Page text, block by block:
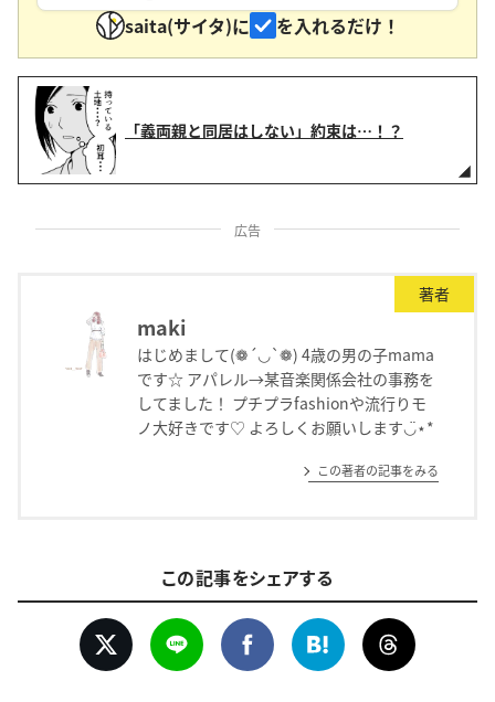
saita(サイタ)に
を入れるだけ！
「義両親と同居はしない」約束は…！？
広告
著者
maki
はじめまして(❁´◡`❁) 4歳の男の子mama
です☆ アパレル→某音楽関係会社の事務を
してました！ プチプラfashionや流行りモ
ノ大好きです♡ よろしくお願いします◡̈⋆*
この著者の記事をみる
この記事をシェアする